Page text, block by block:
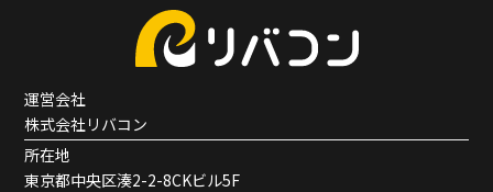
運営会社
株式会社リバコン
所在地
東京都中央区湊2-2-8CKビル5F